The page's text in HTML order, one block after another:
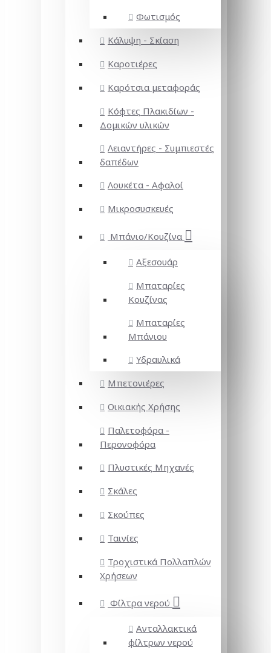
Φωτισμός
Κάλυψη - Σκίαση
Καροτιέρες
Καρότσια μεταφοράς
Κόφτες Πλακιδίων -
Δομικών υλικών
Λειαντήρες - Συμπιεστές
δαπέδων
Λουκέτα - Αφαλοί
Μικροσυσκευές
Μπάνιο/Κουζίνα
Αξεσουάρ
Μπαταρίες
Κουζίνας
Μπαταρίες
Μπάνιου
Υδραυλικά
Μπετονιέρες
Οικιακής Χρήσης
Παλετοφόρα -
Περονοφόρα
Πλυστικές Μηχανές
Σκάλες
Σκούπες
Ταινίες
Τροχιστικά Πολλαπλών
Χρήσεων
Φίλτρα νερού
Ανταλλακτικά
φίλτρων νερού